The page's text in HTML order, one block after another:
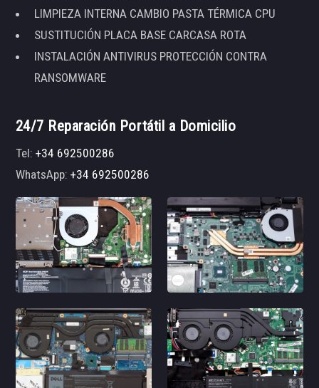
LIMPIEZA INTERNA CAMBIO PASTA TÉRMICA CPU
SUSTITUCIÓN PLACA BASE CARCASA ROTA
INSTALACIÓN ANTIVIRUS PROTECCIÓN CONTRA
RANSOMWARE
24/7 Reparación Portátil a Domicilio
Tel:+34 692500286
WhatsApp:+34 692500286